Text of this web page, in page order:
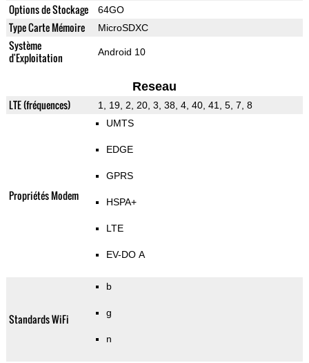
Options de Stockage 64GO
Type Carte Mémoire MicroSDXC
Système
d'Exploitation
Android 10
Reseau
LTE (fréquences) 1, 19, 2, 20, 3, 38, 4, 40, 41, 5, 7, 8
Propriétés Modem
UMTS
EDGE
GPRS
HSPA+
LTE
EV-DO A
Standards WiFi
b
g
n